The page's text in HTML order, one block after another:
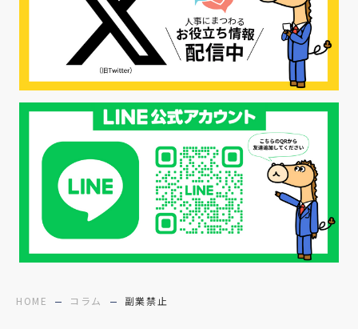
HOME コラム 副業禁止
#転職ファストパス #PRO #採用代行
#エシカル採用 #エシカル就活
#メンタルヘルス #年間採用計画
#年間採用 #応募数の増やし方 #26卒
#27採用プレ #高校生採用
#面接フィードバック #不法就労
#障害者雇用 #メリット #ベネフィット
#医療福祉介護 #業界動向 #採用力